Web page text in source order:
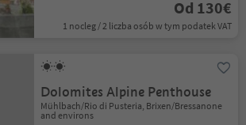
Od 130€
1 nocleg / 2 liczba osób w tym podatek VAT
Dolomites Alpine Penthouse
Mühlbach/Rio di Pusteria, Brixen/Bressanone
and environs